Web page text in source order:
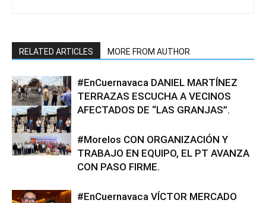
RELATED ARTICLES MORE FROM AUTHOR
#EnCuernavaca DANIEL MARTÍNEZ
TERRAZAS ESCUCHA A VECINOS
AFECTADOS DE “LAS GRANJAS”.
#Morelos CON ORGANIZACIÓN Y
TRABAJO EN EQUIPO, EL PT AVANZA
CON PASO FIRME.
#EnCuernavaca VÍCTOR MERCADO